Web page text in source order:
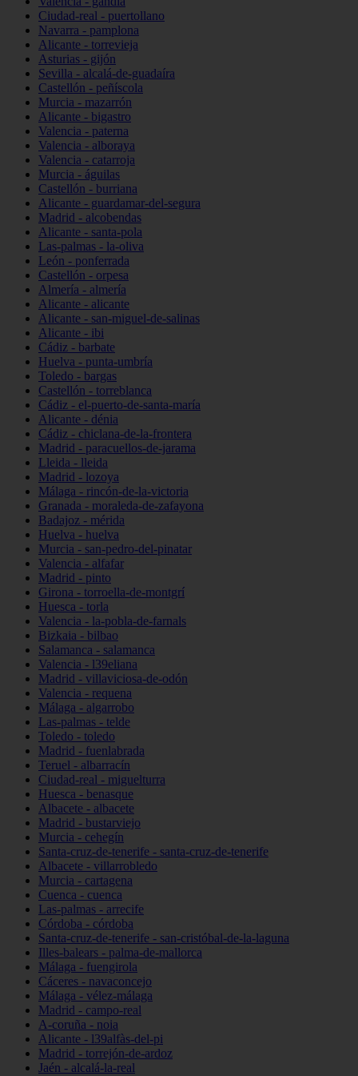
Ciudad-real - puertollano
Navarra - pamplona
Alicante - torrevieja
Asturias - gijón
Sevilla - alcalá-de-guadaíra
Castellón - peñíscola
Murcia - mazarrón
Alicante - bigastro
Valencia - paterna
Valencia - alboraya
Valencia - catarroja
Murcia - águilas
Castellón - burriana
Alicante - guardamar-del-segura
Madrid - alcobendas
Alicante - santa-pola
Las-palmas - la-oliva
León - ponferrada
Castellón - orpesa
Almería - almería
Alicante - alicante
Alicante - san-miguel-de-salinas
Alicante - ibi
Cádiz - barbate
Huelva - punta-umbría
Toledo - bargas
Castellón - torreblanca
Cádiz - el-puerto-de-santa-maría
Alicante - dénia
Cádiz - chiclana-de-la-frontera
Madrid - paracuellos-de-jarama
Lleida - lleida
Madrid - lozoya
Málaga - rincón-de-la-victoria
Granada - moraleda-de-zafayona
Badajoz - mérida
Huelva - huelva
Murcia - san-pedro-del-pinatar
Valencia - alfafar
Madrid - pinto
Girona - torroella-de-montgrí
Huesca - torla
Valencia - la-pobla-de-farnals
Bizkaia - bilbao
Salamanca - salamanca
Valencia - l39eliana
Madrid - villaviciosa-de-odón
Valencia - requena
Málaga - algarrobo
Las-palmas - telde
Toledo - toledo
Madrid - fuenlabrada
Teruel - albarracín
Ciudad-real - miguelturra
Huesca - benasque
Albacete - albacete
Madrid - bustarviejo
Murcia - cehegín
Santa-cruz-de-tenerife - santa-cruz-de-tenerife
Albacete - villarrobledo
Murcia - cartagena
Cuenca - cuenca
Las-palmas - arrecife
Córdoba - córdoba
Santa-cruz-de-tenerife - san-cristóbal-de-la-laguna
Illes-balears - palma-de-mallorca
Málaga - fuengirola
Cáceres - navaconcejo
Málaga - vélez-málaga
Madrid - campo-real
A-coruña - noia
Alicante - l39alfàs-del-pi
Madrid - torrejón-de-ardoz
Jaén - alcalá-la-real